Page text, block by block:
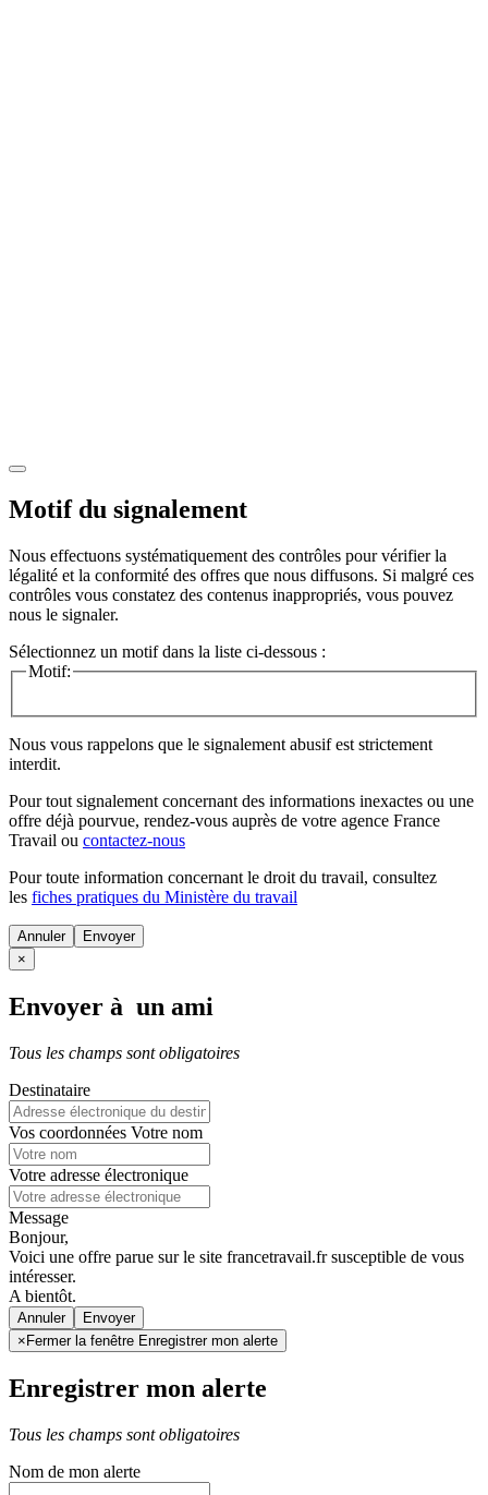
Motif du signalement
Nous effectuons systématiquement des contrôles pour vérifier la
légalité et la conformité des offres que nous diffusons. Si malgré ces
contrôles vous constatez des contenus inappropriés, vous pouvez
nous le signaler.
Sélectionnez un motif dans la liste ci-dessous :
Motif:
Nous vous rappelons que le signalement abusif est strictement
interdit.
Pour tout signalement concernant des informations inexactes ou une
offre déjà pourvue, rendez-vous auprès de votre agence France
Travail ou contactez-nous
Pour toute information concernant le droit du travail, consultez
les fiches pratiques du Ministère du travail
Annuler
×
Envoyer à un ami
Tous les champs sont obligatoires
Destinataire
Vos coordonnées Votre nom
Votre adresse électronique
Message
Bonjour,
Voici une offre parue sur le site francetravail.fr susceptible de vous
intéresser.
A bientôt.
Annuler
× Fermer la fenêtre Enregistrer mon alerte
Enregistrer mon alerte
Tous les champs sont obligatoires
Nom de mon alerte